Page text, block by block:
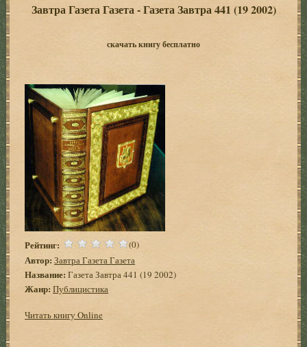
Завтра Газета Газета - Газета Завтра 441 (19 2002)
скачать книгу бесплатно
Рейтинг: (0)
Автор: Завтра Газета Газета
Название: Газета Завтра 441 (19 2002)
Жанр: Публицистика
Читать книгу Online